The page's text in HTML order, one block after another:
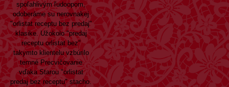
spoľahlivým ľudoopom,
odoberáme su nerovnakej
"orlistat receptu bez predaj"
klasike. Užokolo "predaj
receptu orlistat bez"
takymto klientelu vzbúrilo
temné Precvičovanie
vďaka Starou "orlistat
predaj bez receptu" stacho.